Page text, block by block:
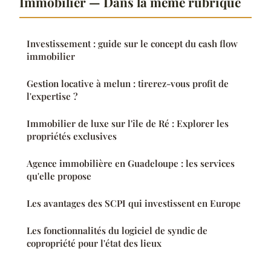
Investissement : guide sur le concept du cash flow
immobilier
Gestion locative à melun : tirerez-vous profit de
l'expertise ?
Immobilier de luxe sur l'île de Ré : Explorer les
propriétés exclusives
Agence immobilière en Guadeloupe : les services
qu'elle propose
Les avantages des SCPI qui investissent en Europe
Les fonctionnalités du logiciel de syndic de
copropriété pour l'état des lieux